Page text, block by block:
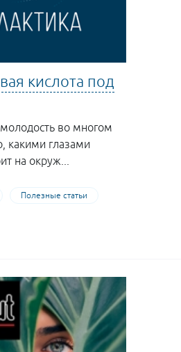
кислота под
во многом
какими глазами
на окруж...
Полезные статьи